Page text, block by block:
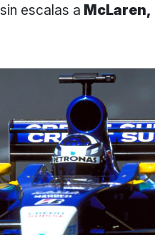
escalas a McLaren,